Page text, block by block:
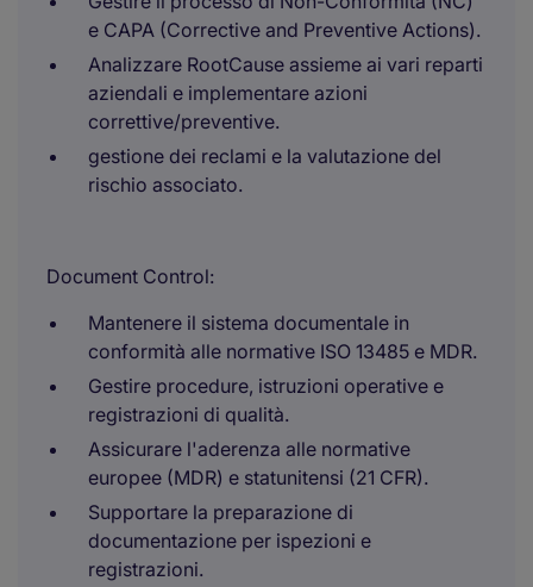
e CAPA (Corrective and Preventive Actions).
Analizzare RootCause assieme ai vari reparti
aziendali e implementare azioni
correttive/preventive.
gestione dei reclami e la valutazione del
rischio associato.
Document Control:
Mantenere il sistema documentale in
conformità alle normative ISO 13485 e MDR.
Gestire procedure, istruzioni operative e
registrazioni di qualità.
Assicurare l'aderenza alle normative
europee (MDR) e statunitensi (21 CFR).
Supportare la preparazione di
documentazione per ispezioni e
registrazioni.